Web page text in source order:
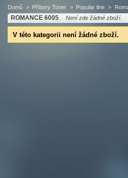
Domů > Příbory Toner > Popular line >
ROMANCE 6005 Není zde žádné zboží.
V této kategorii není žádné zboží.